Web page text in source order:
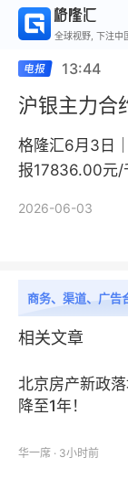
全球视野, 下注中
13:44
沪银主力合
格隆汇6月3日
报17836.00元/
2026-06-03
商务、渠道、广告
相关文章
北京房产新政
降至1年！
华一席 · 3小时前